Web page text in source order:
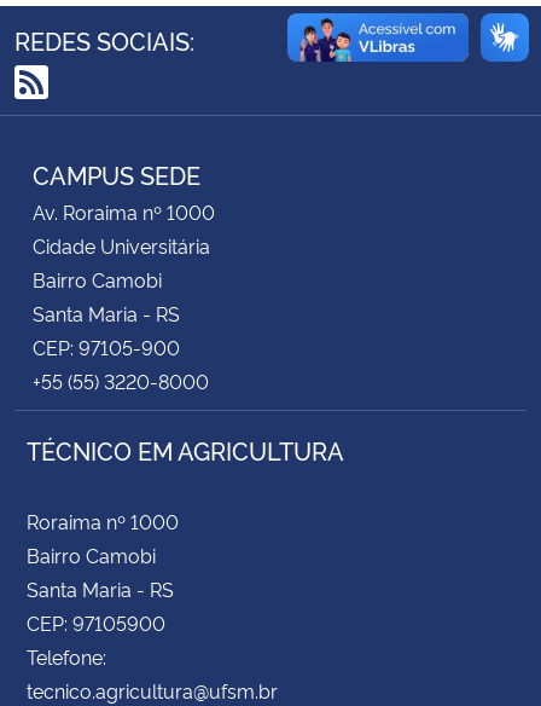
Controladoria-Geral da União
Secretaria-Geral
Secretaria de Governo
Gabinete de Segurança Institucional
Advocacia-Geral da União
REDES SOCIAIS:
RSS
CAMPUS SEDE
Av. Roraima nº 1000
Cidade Universitária
Bairro Camobi
Santa Maria - RS
CEP: 97105-900
+55 (55) 3220-8000
TÉCNICO EM AGRICULTURA
Roraima nº 1000
Bairro Camobi
Santa Maria - RS
CEP: 97105900
Telefone:
tecnico.agricultura@ufsm.br